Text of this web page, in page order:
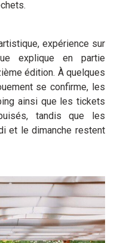
expérience sur
explique en partie
édition. À quelques
se confirme, les
ainsi que les tickets
tandis que les
et le dimanche restent